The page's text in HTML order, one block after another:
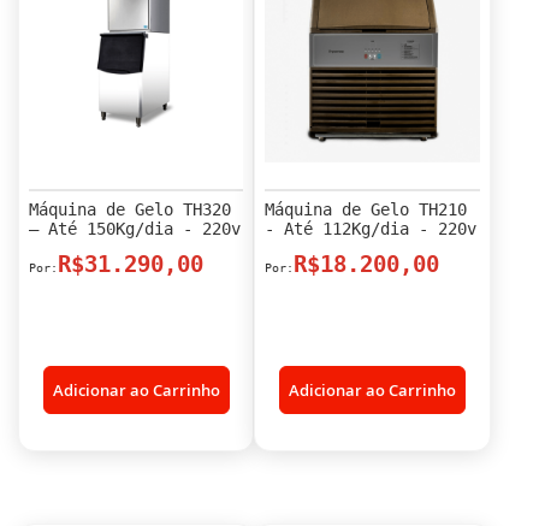
Máquina de Gelo TH320
– Até 150Kg/dia - 220v
R$31.290,00
Adicionar ao Carrinho
Máquina de Gelo TH210
- Até 112Kg/dia - 220v
R$18.200,00
Adicionar ao Carrinho